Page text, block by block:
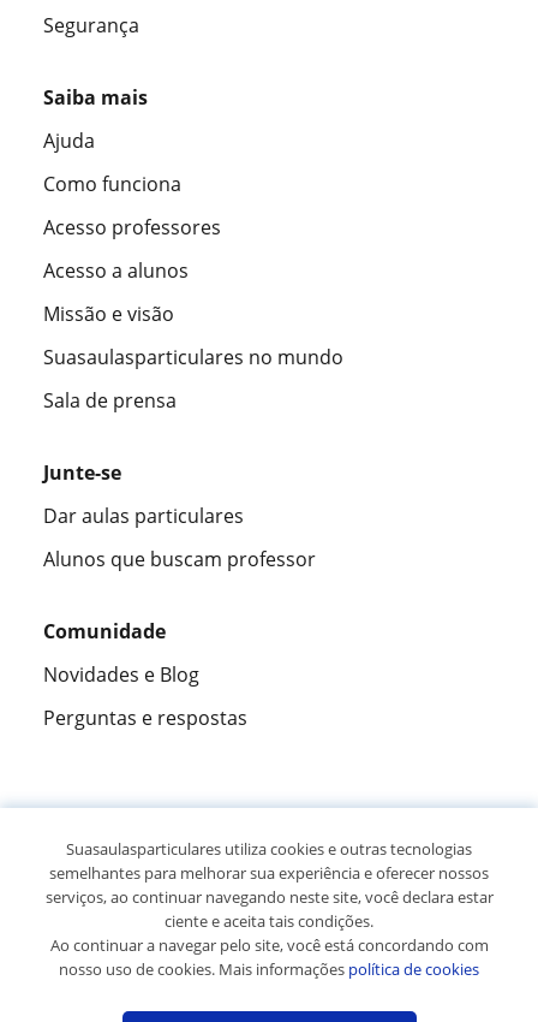
Segurança
Saiba mais
Ajuda
Como funciona
Acesso professores
Acesso a alunos
Missão e visão
Suasaulasparticulares no mundo
Sala de prensa
Junte-se
Dar aulas particulares
Alunos que buscam professor
Comunidade
Novidades e Blog
Perguntas e respostas
305883opiniões de alunos
© 2007 - 2026 Suas aulas particulares
Mapa do site:Professores particulares
Suasaulasparticulares utiliza cookies e outras tecnologias
semelhantes para melhorar sua experiência e oferecer nossos
serviços, ao continuar navegando neste site, você declara estar
ciente e aceita tais condições.
Ao continuar a navegar pelo site, você está concordando com
nosso uso de cookies. Mais informações política de cookies